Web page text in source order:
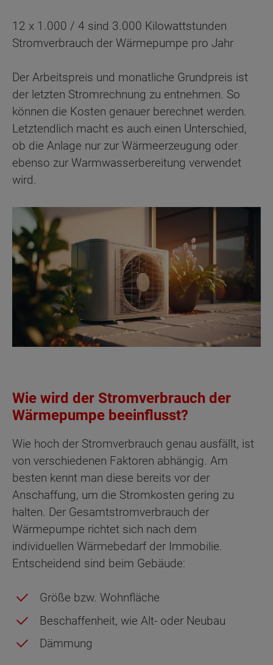
12 x 1.000 / 4 sind 3.000 Kilowattstunden
Stromverbrauch der Wärmepumpe pro Jahr
Der Arbeitspreis und monatliche Grundpreis ist
der letzten Stromrechnung zu entnehmen. So
können die Kosten genauer berechnet werden.
Letztendlich macht es auch einen Unterschied,
ob die Anlage nur zur Wärmeerzeugung oder
ebenso zur Warmwasserbereitung verwendet
wird.
Wie wird der Stromverbrauch der
Wärmepumpe beeinflusst?
Wie hoch der Stromverbrauch genau ausfällt, ist
von verschiedenen Faktoren abhängig. Am
besten kennt man diese bereits vor der
Anschaffung, um die Stromkosten gering zu
halten. Der Gesamtstromverbrauch der
Wärmepumpe richtet sich nach dem
individuellen Wärmebedarf der Immobilie.
Entscheidend sind beim Gebäude:
Größe bzw. Wohnfläche
Beschaffenheit, wie Alt- oder Neubau
Dämmung